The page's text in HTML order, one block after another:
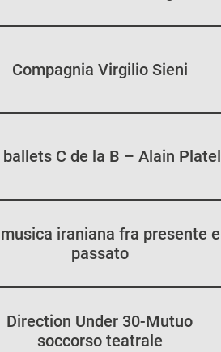
Compagnia Virgilio Sieni
ballets C de la B – Alain Platel
iraniana fra presente e
passato
Direction Under 30-Mutuo
soccorso teatrale